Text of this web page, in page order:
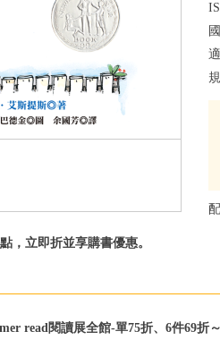
點，立即折並享購書優惠。
read閱讀展全館-單75折、6件69折